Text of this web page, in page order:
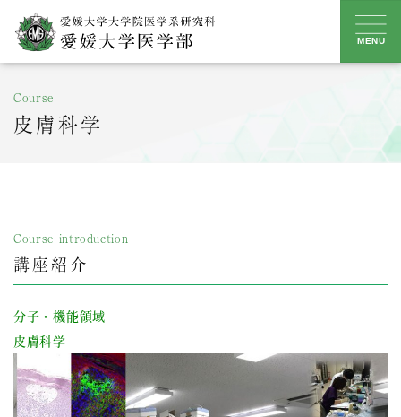
content
MENU
Course
皮膚科学
Course introduction
講座紹介
分子・機能領域
皮膚科学